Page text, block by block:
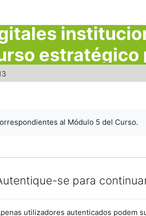
estratégico
al Módulo 5 del Curso.
se para
utilizadores autenticados podem